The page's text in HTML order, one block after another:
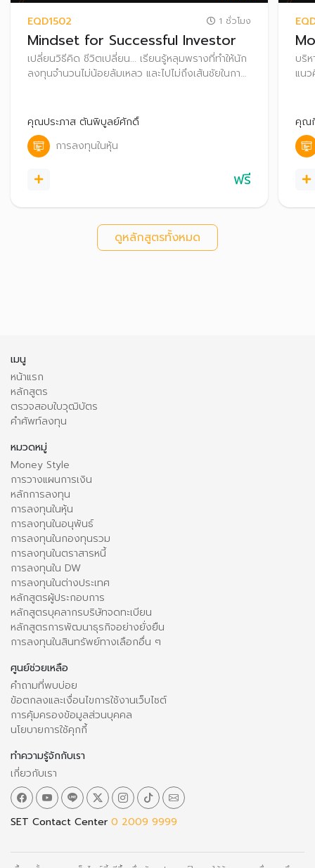
EQD1502 1 ชั่วโมง
Mindset for Successful Investor
เปลี่ยนวิธีคิด ชีวิตเปลี่ยน... เรียนรู้หลุมพรางที่ทำให้นัก
ลงทุนจำนวนไม่น้อยล้มเหลว และไปไม่ถึงเส้นชัยในการ
คุณประภาส ตันพิบูลย์ศักดิ์
การลงทุนในหุ้น
ฟรี
บริ
แน
คุณ
ดูหลักสูตรทั้งหมด
เมนู
หน้าแรก
หลักสูตร
ตรวจสอบใบวุฒิบัตร
คำศัพท์ลงทุน
หมวดหมู่
Money Style
การวางแผนการเงิน
หลักการลงทุน
การลงทุนในหุ้น
การลงทุนในอนุพันธ์
การลงทุนในกองทุนรวม
การลงทุนในตราสารหนี้
การลงทุนใน DW
การลงทุนในต่างประเทศ
หลักสูตรผู้ประกอบการ
หลักสูตรบุคลากรบริษัทจดทะเบียน
หลักสูตรการพัฒนาธุรกิจอย่างยั่งยืน
การลงทุนในสินทรัพย์ทางเลือกอื่น ๆ
ศูนย์ช่วยเหลือ
คำถามที่พบบ่อย
ข้อตกลงและเงื่อนไขการใช้งานเว็บไซต์
การคุ้มครองข้อมูลส่วนบุคคล
นโยบายการใช้คุกกี้
ทำความรู้จักกับเรา
เกี่ยวกับเรา
SET Contact Center 0 2009 9999